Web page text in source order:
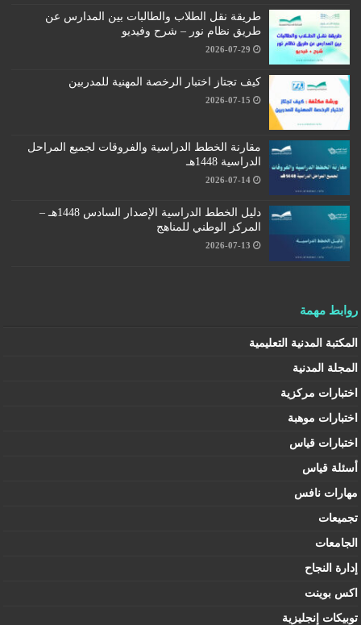
طريقة نقل الطلاب والطالبات بين المدارس عن
طريق نظام نور – شرح وفيديو
2026-07-29
كيف تجتاز اختبار الرخصة المهنية للمدربين
2026-07-15
مقارنة الخطط الدراسية والفروقات لجميع المراحل
الدراسية 1448هـ
2026-07-14
دليل الخطط الدراسية الإصدار السادس 1448هـ –
المركز الوطني للمناهج
2026-07-13
روابط مهمة
المكتبة المدنية التعليمية
المجلة المدنية
اختبارات مركزية
اختبارات موهبة
اختبارات قياس
أسئلة قياس
مهارات نافس
تجميعات
الجامعات
إدارة النجاح
اكس بوينت
توبيكات إنجليزية